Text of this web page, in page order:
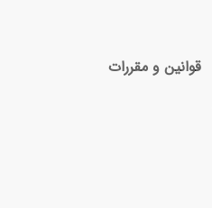
قوانین و مقررات